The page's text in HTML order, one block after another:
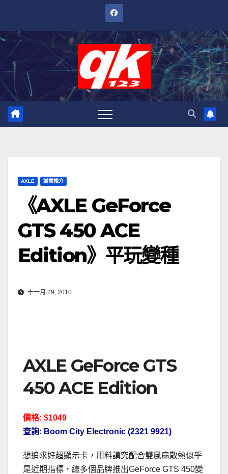
內
AXLE 誠意推介
《AXLE GeForce
GTS 450 ACE
Edition》平玩變種
十一月 29, 2010
AXLE GeForce GTS
450 ACE Edition
價格: $1049
查詢: Boom City Electronic (2321 9921)
想追求好超顯示卡，用料講究配合雙風扇散熱似乎
是近期指標，繼多個品牌推出GeForce GTS 450變